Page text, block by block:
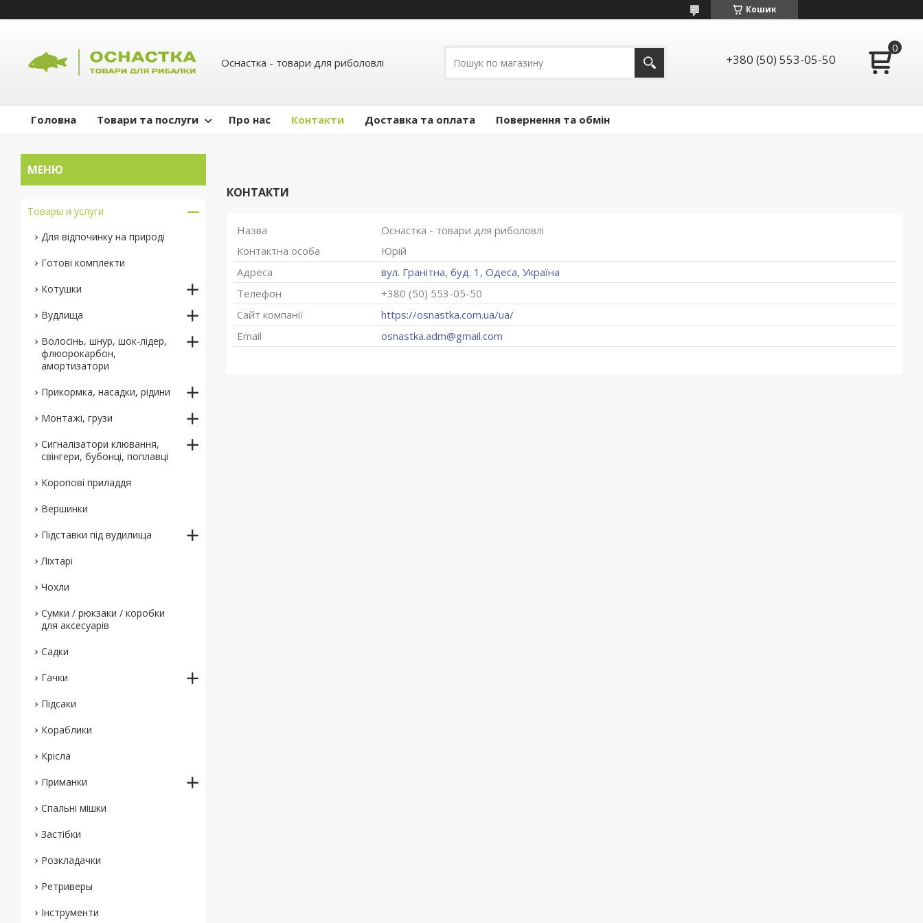
Кошик
Оснастка - товари для риболовлі +380 (50) 553-05-50
Головна Товари та послуги Про нас Контакти Доставка та оплата Повернення та обмін
КОНТАКТИ
Оснастка - товари для риболовлі
Юрій
вул. Гранітна, буд. 1, Одеса, Україна
+380 (50) 553-05-50
https://osnastka.com.ua/ua/
osnastka.adm@gmail.com
Товары и услуги
Для відпочинку на природі
Готові комплекти
Котушки
Вудлища
Волосінь, шнур, шок-лідер,
флюорокарбон,
амортизатори
Прикормка, насадки, рідини
Монтажі, грузи
Сигналізатори клювання,
свінгери, бубонці, поплавці
Коропові приладдя
Вершинки
Підставки під вудилища
Ліхтарі
Чохли
Сумки / рюкзаки / коробки
для аксесуарів
Садки
Гачки
Підсаки
Кораблики
Крісла
Приманки
Спальні мішки
Застібки
Розкладачки
Ретриверы
Інструменти